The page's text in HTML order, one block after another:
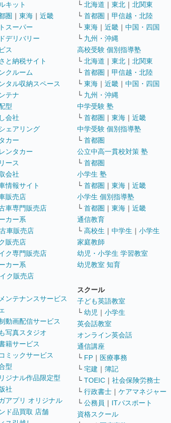
キット
圏 ｜ 東海 ｜ 近畿
スーパー
デリバリー
ス
と納税サイト
クルーム
タル収納スペース
テナ
型
会社
ェアリング
カー
ンタカー
ース
会社
情報サイト
販売店
車専門販売店
カー系
車販売店
販売店
ク専門販売店
カー系
ク販売店
ンテナンスサービス
動画配信サービス
写真スタジオ
籍サービス
ミックサービス
型
ジナル作品限定型
社
アプリ オリジナル
ド品買取 店舗
└ 北海道 ｜ 東北 ｜ 北関東
└ 首都圏 ｜ 甲信越・北陸
└ 東海 ｜ 近畿 ｜ 中国・四国
└ 九州・沖縄
高校受験 個別指導塾
└ 北海道 ｜ 東北 ｜ 北関東
└ 首都圏 ｜ 甲信越・北陸
└ 東海 ｜ 近畿 ｜ 中国・四国
└ 九州・沖縄
中学受験 塾
└ 首都圏 ｜ 東海 ｜ 近畿
中学受験 個別指導塾
└ 首都圏
公立中高一貫校対策 塾
└ 首都圏
小学生 塾
└ 首都圏 ｜ 東海 ｜ 近畿
小学生 個別指導塾
└ 首都圏 ｜ 東海 ｜ 近畿
通信教育
└ 高校生 ｜ 中学生 ｜ 小学生
家庭教師
幼児・小学生 学習教室
幼児教室 知育
スクール
子ども英語教室
└ 幼児 ｜ 小学生
英会話教室
オンライン英会話
通信講座
└ FP ｜ 医療事務
└ 宅建 ｜ 簿記
└ TOEIC ｜ 社会保険労務士
└ 行政書士 ｜ ケアマネジャー
└ 公務員 ｜ ITパスポート
資格スクール